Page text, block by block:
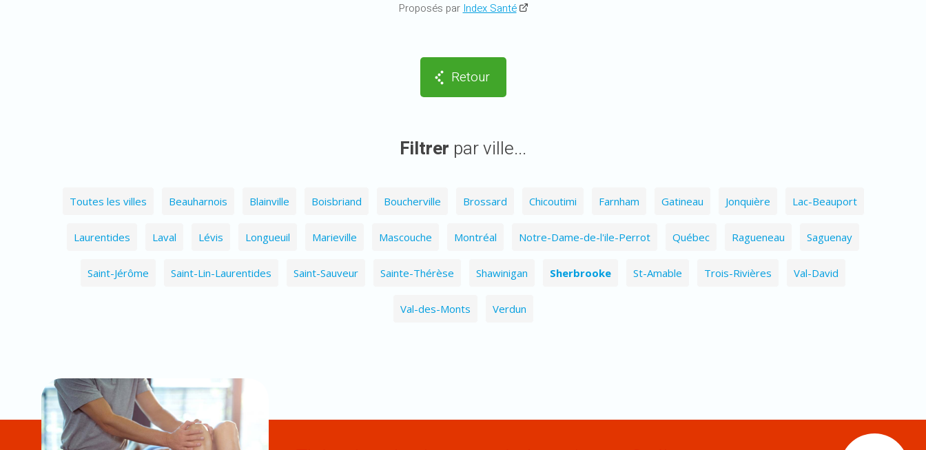
Proposés par Index Santé
Retour
Filtrer par ville...
Toutes les villes Beauharnois Blainville Boisbriand Boucherville Brossard Chicoutimi Farnham Gatineau Jonquière Lac-Beauport
Laurentides Laval Lévis Longueuil Marieville Mascouche Montréal Notre-Dame-de-l'ile-Perrot Québec Ragueneau Saguenay
Saint-Jérôme Saint-Lin-Laurentides Saint-Sauveur Sainte-Thérèse Shawinigan Sherbrooke St-Amable Trois-Rivières Val-David
Val-des-Monts Verdun